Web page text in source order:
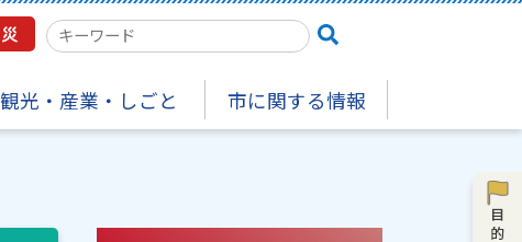
検
ー
観光・産業・しごと 市に関する情報